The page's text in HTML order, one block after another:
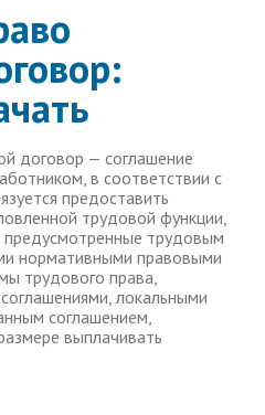
договор — соглашение
в соответствии с
предоставить
трудовой функции,
предусмотренные трудовым
нормативными правовыми
трудового права,
локальными
соглашением,
выплачивать